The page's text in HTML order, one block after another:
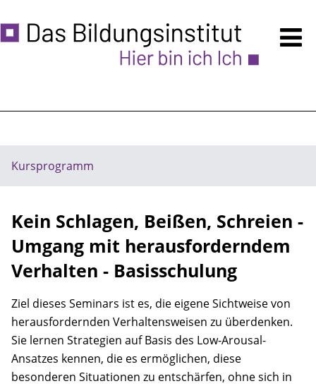
Kursprogramm
Ermäßigungen
Zugänglichkeit
Häufige Fragen
Anfahrt
Kontakt
Kursprogramm
Kein Schlagen, Beißen, Schreien -
Umgang mit herausforderndem
Verhalten - Basisschulung
Ziel dieses Seminars ist es, die eigene Sichtweise von
herausfordernden Verhaltensweisen zu überdenken.
Sie lernen Strategien auf Basis des Low-Arousal-
Ansatzes kennen, die es ermöglichen, diese
besonderen Situationen zu entschärfen, ohne sich in